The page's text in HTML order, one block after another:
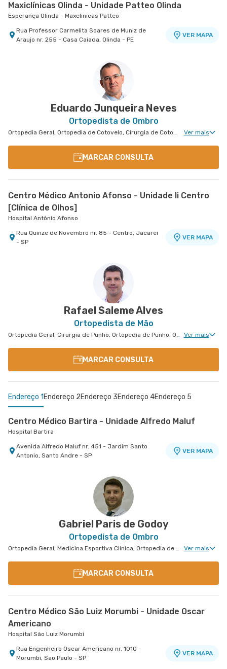
Maxiclínicas Olinda - Unidade Patteo Olinda
Esperança Olinda - Maxclinicas Patteo
Rua Professor Carmelita Soares de Muniz de
Araujo nr. 255 - Casa Caiada, Olinda - PE
VER MAPA
Eduardo Junqueira Neves
Ortopedista de Ombro
Ortopedia Geral, Ortopedia de Cotovelo, Cirurgia de Cotovelo, Cirurgia de Ombro Ver mais
MARCAR CONSULTA
Centro Médico Antonio Afonso - Unidade Ii Centro
[Clínica de Olhos]
Hospital Antônio Afonso
Rua Quinze de Novembro nr. 85 - Centro, Jacarei
- SP
VER MAPA
Rafael Saleme Alves
Ortopedista de Mão
Ortopedia Geral, Cirurgia de Punho, Ortopedia de Punho, Ortopedia de Cotovelo, Cirurgia de Cotovelo, Cirurgia de Mão Ver mais
MARCAR CONSULTA
Endereço 1 Endereço 2Endereço 3Endereço 4Endereço 5
Centro Médico Bartira - Unidade Alfredo Maluf
Hospital Bartira
Avenida Alfredo Maluf nr. 451 - Jardim Santo
Antonio, Santo Andre - SP
VER MAPA
Hospital e Maternidade São Luiz São Caetano
Rua Walter Figueira nr. S/N 9° Andar - Ceramica,
Rua Frei Gaspar nr. 941 - Centro, Sao Bernardo
Rua Americo Brasiliense nr. 596 - Centro, Sao
Rua Tocantins nr. 70 Cj 01,03,04 e 06 - Gonzaga,
Gabriel Paris de Godoy
Ortopedista de Ombro
Ortopedia Geral, Medicina Esportiva Clinica, Ortopedia de Cotovelo, Cirurgia de Cotovelo, Cirurgia de Ombro Ver mais
MARCAR CONSULTA
Centro Médico São Luiz Morumbi - Unidade Oscar
Americano
Hospital São Luiz Morumbi
Rua Engenheiro Oscar Americano nr. 1010 -
Morumbi, Sao Paulo - SP
VER MAPA